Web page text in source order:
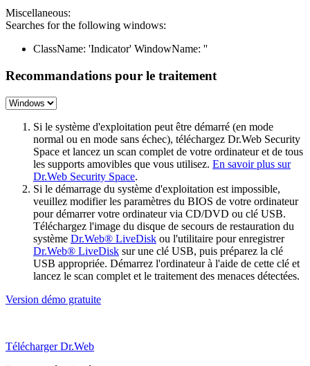
Miscellaneous:
Searches for the following windows:
ClassName: 'Indicator' WindowName: ''
Recommandations pour le traitement
Si le système d'exploitation peut être démarré (en mode
normal ou en mode sans échec), téléchargez Dr.Web Security
Space et lancez un scan complet de votre ordinateur et de tous
les supports amovibles que vous utilisez. En savoir plus sur
Dr.Web Security Space.
Si le démarrage du système d'exploitation est impossible,
veuillez modifier les paramètres du BIOS de votre ordinateur
pour démarrer votre ordinateur via CD/DVD ou clé USB.
Téléchargez l'image du disque de secours de restauration du
système Dr.Web® LiveDisk ou l'utilitaire pour enregistrer
Dr.Web® LiveDisk sur une clé USB, puis préparez la clé
USB appropriée. Démarrez l'ordinateur à l'aide de cette clé et
lancez le scan complet et le traitement des menaces détectées.
Version démo gratuite
Télécharger Dr.Web